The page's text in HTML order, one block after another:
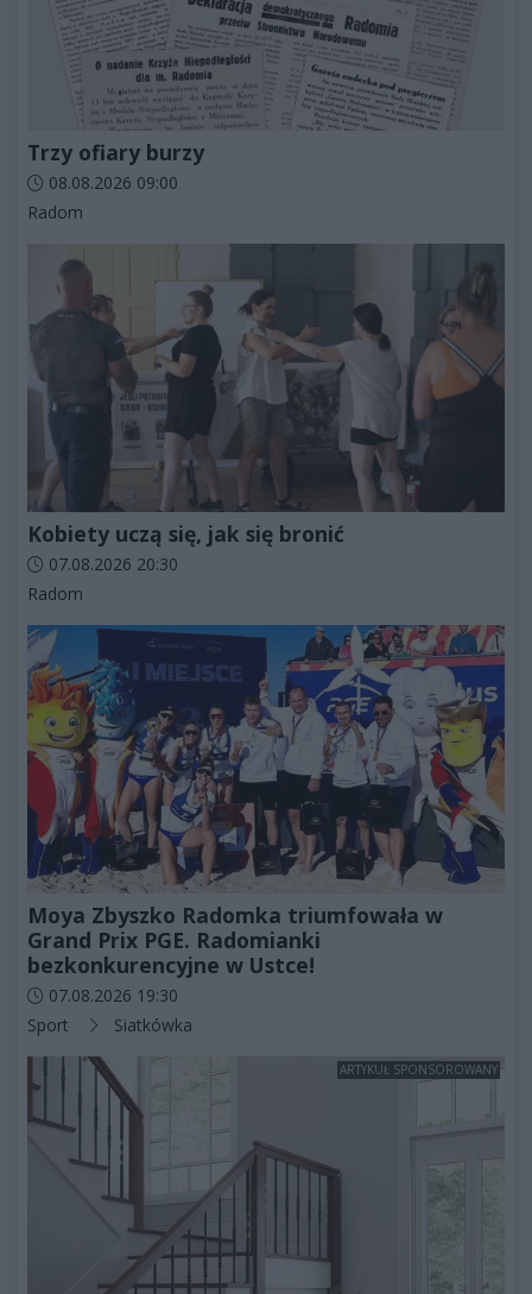
Trzy ofiary burzy
Data dodania artykułu:
08.08.2026 09:00
Kategorie artykułu:
Radom
Kobiety uczą się, jak się bronić
Data dodania artykułu:
07.08.2026 20:30
Kategorie artykułu:
Radom
Moya Zbyszko Radomka triumfowała w
Grand Prix PGE. Radomianki
bezkonkurencyjne w Ustce!
Data dodania artykułu:
07.08.2026 19:30
Kategorie artykułu:
Sport Siatkówka
ARTYKUŁ SPONSOROWANY